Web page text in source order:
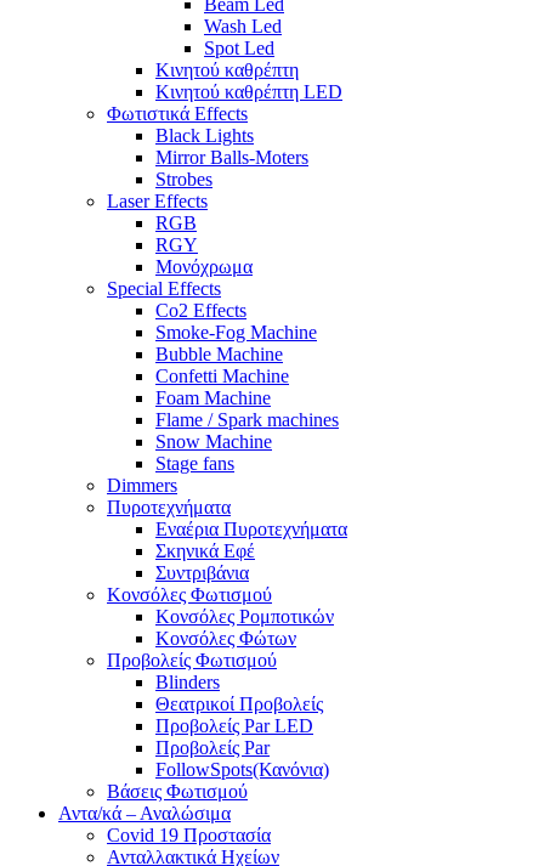
Beam Led
Wash Led
Spot Led
Κινητού καθρέπτη
Κινητού καθρέπτη LED
Φωτιστικά Effects
Black Lights
Mirror Balls-Moters
Strobes
Laser Effects
RGB
RGY
Μονόχρωμα
Special Effects
Co2 Effects
Smoke-Fog Machine
Bubble Machine
Confetti Machine
Foam Machine
Flame / Spark machines
Snow Machine
Stage fans
Dimmers
Πυροτεχνήματα
Εναέρια Πυροτεχνήματα
Σκηνικά Εφέ
Συντριβάνια
Κονσόλες Φωτισμού
Κονσόλες Ρομποτικών
Κονσόλες Φώτων
Προβολείς Φωτισμού
Blinders
Θεατρικοί Προβολείς
Προβολείς Par LED
Προβολείς Par
FollowSpots(Κανόνια)
Βάσεις Φωτισμού
Αντα/κά – Αναλώσιμα
Covid 19 Προστασία
Ανταλλακτικά Ηχείων